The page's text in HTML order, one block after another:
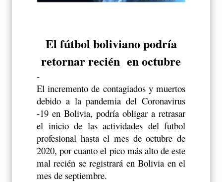
El fútbol boliviano podría
retornar recién en octubre
-
El incremento de contagiados y muertos
debido a la pandemia del Coronavirus
-19 en Bolivia, podría obligar a retrasar
el inicio de las actividades del futbol
profesional hasta el mes de octubre de
2020, por cuanto el pico más alto de este
mal recién se registrará en Bolivia en el
mes de septiembre.